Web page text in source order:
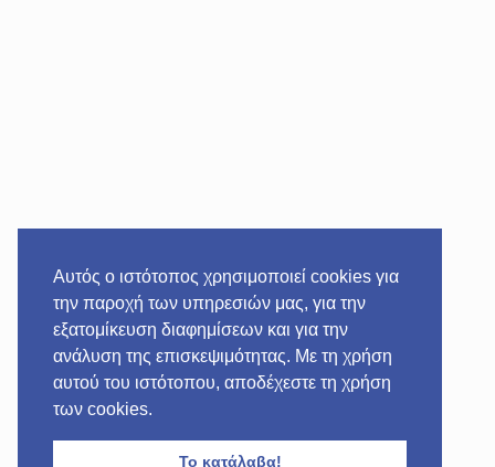
Αυτός ο ιστότοπος χρησιμοποιεί cookies για
την παροχή των υπηρεσιών μας, για την
εξατομίκευση διαφημίσεων και για την
ανάλυση της επισκεψιμότητας. Με τη χρήση
αυτού του ιστότοπου, αποδέχεστε τη χρήση
των cookies.
Το κατάλαβα!